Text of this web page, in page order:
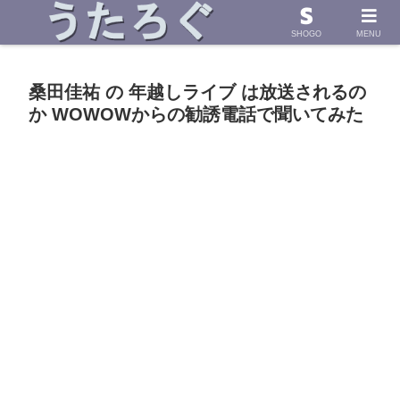
浜田省吾さんの「うた」に導かれて したためた物語
桑田佳祐 の 年越しライブ は放送されるの
か WOWOWからの勧誘電話で聞いてみた
SHOGO MENU